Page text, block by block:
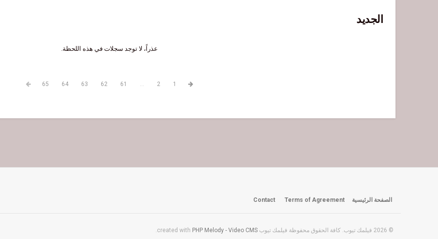
الجديد
عذراً، لا توجد سجلات في هذه اللحظة.
1
2
...
61
62
63
64
65
الصفحة الرئيسية Contact Terms of Agreement
© 2026 فيلمك تيوب. كافة الحقوق محفوظة فيلمك تيوب created with PHP Melody - Video CMS
.